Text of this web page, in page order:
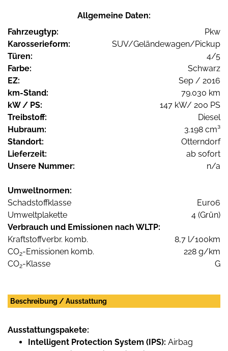
Allgemeine Daten:
Fahrzeugtyp:
Pkw
Karosserieform:
SUV/Geländewagen/Pickup
Türen:
4/5
Farbe:
Schwarz
EZ:
Sep / 2016
km-Stand:
79.030 km
kW / PS:
147 kW/ 200 PS
Treibstoff:
Diesel
Hubraum:
3.198 cm³
Standort:
Otterndorf
Lieferzeit:
ab sofort
Unsere Nummer:
n/a
Umweltnormen:
Schadstoffklasse
Euro6
Umweltplakette
4 (Grün)
Verbrauch und Emissionen nach WLTP:
Kraftstoffverbr. komb.
8,7 l/100km
CO2-Emissionen komb.
228 g/km
CO2-Klasse G
Beschreibung / Ausstattung
Ausstattungspakete:
Intelligent Protection System (IPS): Airbag